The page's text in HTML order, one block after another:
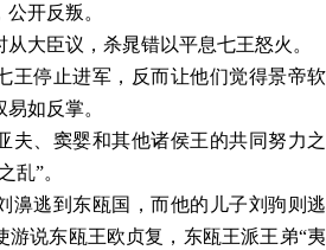
开反叛。
大臣议，杀晁错以平息七王怒火。
王停止进军，反而让他们觉得景帝软
如反掌。
夫、窦婴和其他诸侯王的共同努力之
乱”。
濞逃到东瓯国，而他的儿子刘驹则逃
游说东瓯王欧贞复，东瓯王派王弟“夷